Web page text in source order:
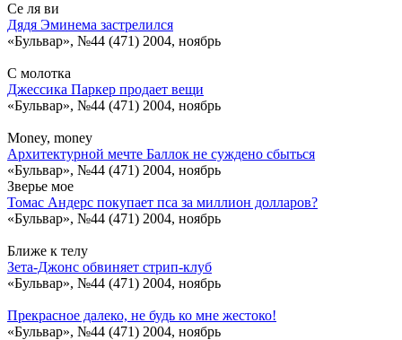
Се ля ви
Дядя Эминема застрелился
«Бульвар», №44 (471) 2004, ноябрь
С молотка
Джессика Паркер продает вещи
«Бульвар», №44 (471) 2004, ноябрь
Money, money
Архитектурной мечте Баллок не суждено сбыться
«Бульвар», №44 (471) 2004, ноябрь
Зверье мое
Томас Андерс покупает пса за миллион долларов?
«Бульвар», №44 (471) 2004, ноябрь
Ближе к телу
Зета-Джонс обвиняет стрип-клуб
«Бульвар», №44 (471) 2004, ноябрь
Прекрасное далеко, не будь ко мне жестоко!
«Бульвар», №44 (471) 2004, ноябрь